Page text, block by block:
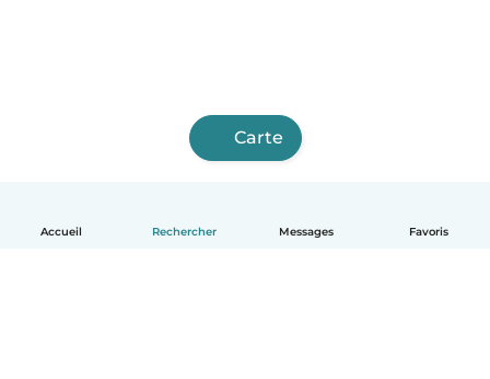
Accueil Rechercher Messages Favoris
Carte